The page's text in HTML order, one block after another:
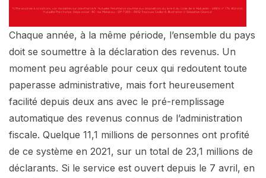
Chaque année, à la même période, l’ensemble du pays
doit se soumettre à la déclaration des revenus. Un
moment peu agréable pour ceux qui redoutent toute
paperasse administrative, mais fort heureusement
facilité depuis deux ans avec le pré-remplissage
automatique des revenus connus de l’administration
fiscale. Quelque 11,1 millions de personnes ont profité
de ce système en 2021, sur un total de 23,1 millions de
déclarants. Si le service est ouvert depuis le 7 avril, en